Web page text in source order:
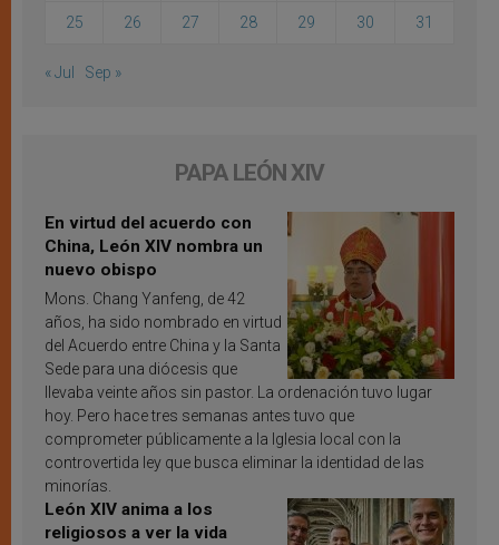
25 26 27 28 29 30 31
« Jul Sep »
PAPA LEÓN XIV
En virtud del acuerdo con
China, León XIV nombra un
nuevo obispo
Mons. Chang Yanfeng, de 42
años, ha sido nombrado en virtud
del Acuerdo entre China y la Santa
Sede para una diócesis que
llevaba veinte años sin pastor. La ordenación tuvo lugar
hoy. Pero hace tres semanas antes tuvo que
comprometer públicamente a la Iglesia local con la
controvertida ley que busca eliminar la identidad de las
minorías.
León XIV anima a los
religiosos a ver la vida